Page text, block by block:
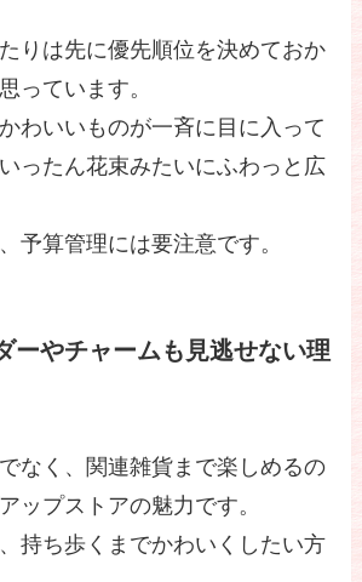
りは先に優先順位を決めておか
っています。
わいいものが一斉に目に入って
ったん花束みたいにふわっと広
予算管理には要注意です。
ーやチャームも見逃せない理
なく、関連雑貨まで楽しめるの
ップストアの魅力です。
持ち歩くまでかわいくしたい方